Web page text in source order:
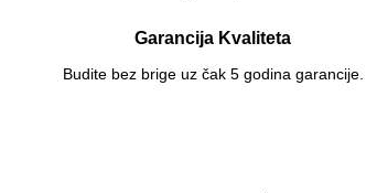
Garancija Kvaliteta
Budite bez brige uz čak 5 godina garancije.